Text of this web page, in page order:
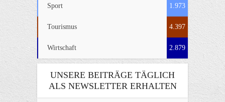
Sport 1.973
Tourismus 4.397
Wirtschaft 2.879
UNSERE BEITRÄGE TÄGLICH
ALS NEWSLETTER ERHALTEN